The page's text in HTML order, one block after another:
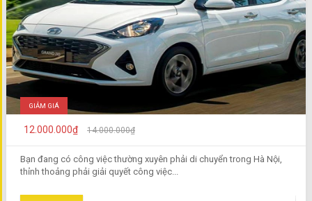
GIẢM GIÁ
12.000.000₫ 14.000.000₫
Bạn đang có công việc thường xuyên phải di chuyển trong Hà Nội,
thỉnh thoảng phải giải quyết công việc...